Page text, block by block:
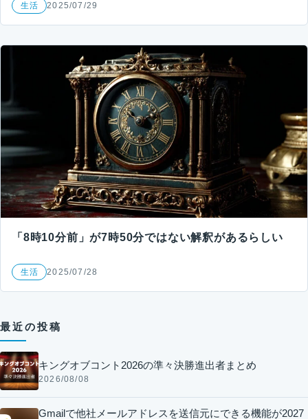
生活 2025/07/29
「8時10分前」が7時50分ではない解釈があるらしい
生活 2025/07/28
最近の投稿
キングオブコント2026の準々決勝進出者まとめ
2026/08/08
Gmailで他社メールアドレスを送信元にできる機能が2027